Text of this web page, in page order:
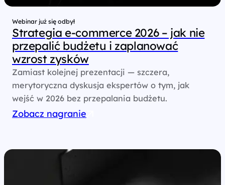
Webinar już się odbył
Strategia e‑commerce 2026 – jak nie
przepalić budżetu i zaplanować
wzrost zysków
Zamiast kolejnej prezentacji — szczera,
merytoryczna dyskusja ekspertów o tym, jak
wejść w 2026 bez przepalania budżetu.
Zobacz nagranie